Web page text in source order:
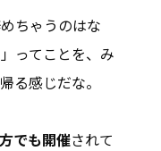
ちゃうのはな
ってことを、み
る感じだな。
でも開催されて